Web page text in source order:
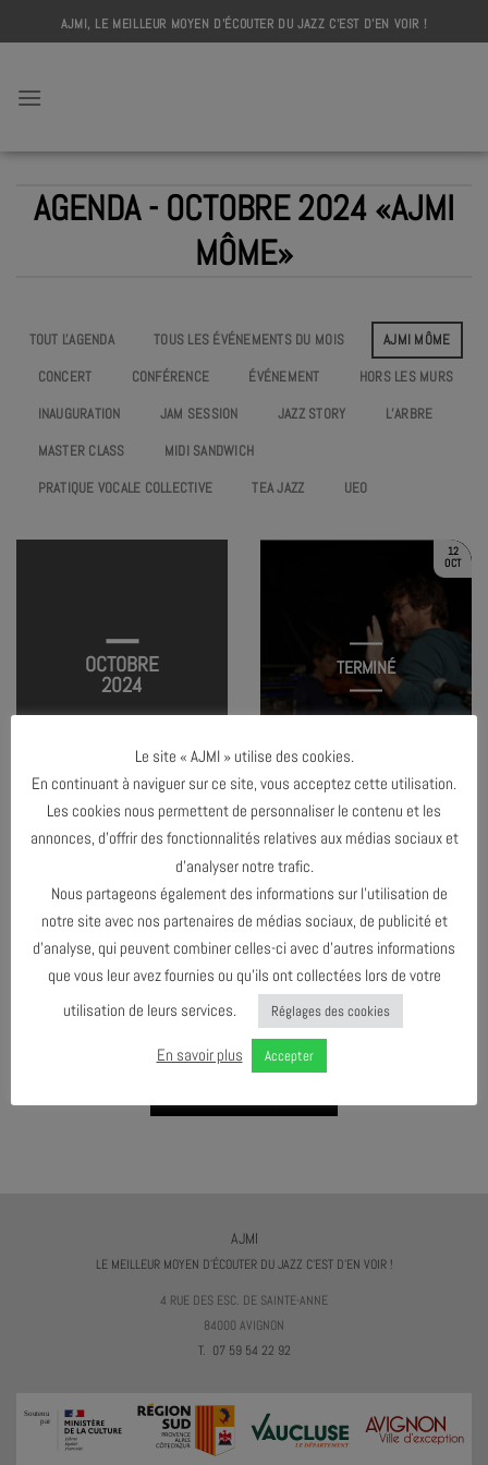
to
AJMI, LE MEILLEUR MOYEN D'ÉCOUTER DU JAZZ C'EST D'EN VOIR !
AGENDA - OCTOBRE 2024 «AJMI
MÔME»
TOUT L'AGENDA TOUS LES ÉVÉNEMENTS DU MOIS
AJMI MÔME
CONCERT
CONFÉRENCE ÉVÉNEMENT
HORS LES MURS
INAUGURATION
JAM SESSION JAZZ STORY
L’ARBRE
MASTER CLASS
MIDI SANDWICH
PRATIQUE VOCALE COLLECTIVE
TEA JAZZ UEO
OCTOBRE
2024
12
OCT
AJMI MÔME #1 – SÉANCE DE
DÉCOUVERTE
TERMINÉ
NOVEMBRE 2024
AGENDA AU FORMATICAL
AJMI
LE MEILLEUR MOYEN D'ÉCOUTER DU JAZZ C'EST D'EN VOIR !
4 RUE DES ESC. DE SAINTE-ANNE
84000 AVIGNON
T. 07 59 54 22 92
Le site « AJMI » utilise des cookies.
En continuant à naviguer sur ce site, vous acceptez cette utilisation.
Les cookies nous permettent de personnaliser le contenu et les
annonces, d’offrir des fonctionnalités relatives aux médias sociaux et
d’analyser notre trafic.
Nous partageons également des informations sur l’utilisation de
notre site avec nos partenaires de médias sociaux, de publicité et
d’analyse, qui peuvent combiner celles-ci avec d’autres informations
que vous leur avez fournies ou qu’ils ont collectées lors de votre
utilisation de leurs services.
Réglages des cookies
En savoir plus Accepter